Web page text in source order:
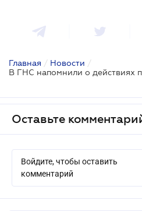
Главная / Новости /
Оставьте
Войдите, чтобы оставить
комментарий